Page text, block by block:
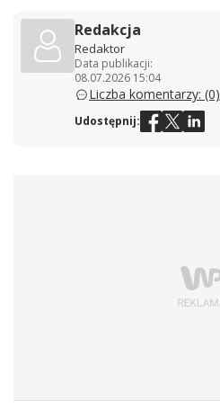
Redakcja
Redaktor
Data publikacji:
08.07.2026 15:04
Liczba komentarzy: (0)
Udostępnij: